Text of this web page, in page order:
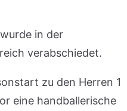
in der
verabschiedet.
zu den Herren 1
eine handballerische